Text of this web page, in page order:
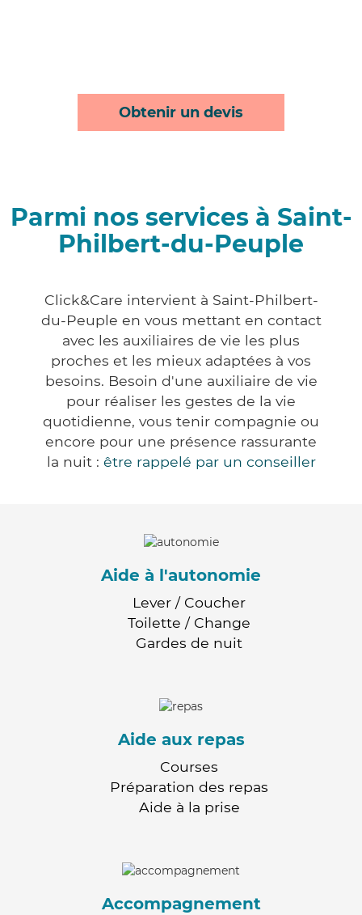
Obtenir un devis
Parmi nos services à Saint-
Philbert-du-Peuple
Click&Care intervient à Saint-Philbert-
du-Peuple en vous mettant en contact
avec les auxiliaires de vie les plus
proches et les mieux adaptées à vos
besoins. Besoin d'une auxiliaire de vie
pour réaliser les gestes de la vie
quotidienne, vous tenir compagnie ou
encore pour une présence rassurante
la nuit : être rappelé par un conseiller
Aide à l'autonomie
Lever / Coucher
Toilette / Change
Gardes de nuit
Aide aux repas
Courses
Préparation des repas
Aide à la prise
Accompagnement